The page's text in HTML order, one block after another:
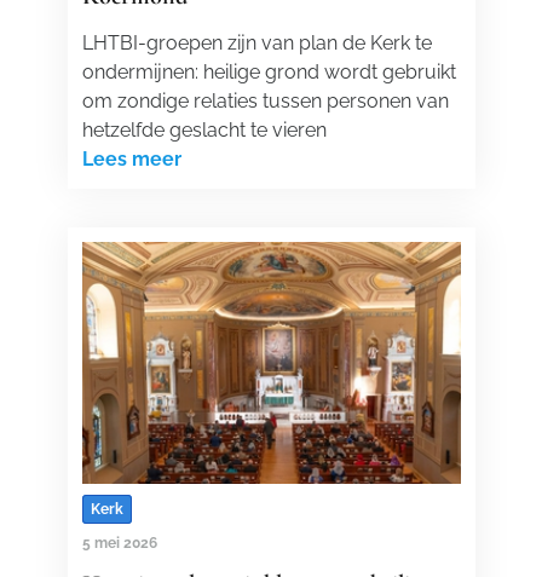
LHTBI-groepen zijn van plan de Kerk te
ondermijnen: heilige grond wordt gebruikt
om zondige relaties tussen personen van
hetzelfde geslacht te vieren
Lees meer
Kerk
5 mei 2026